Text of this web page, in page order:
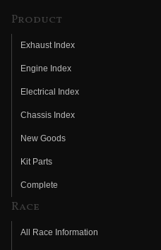
Product
Exhaust Index
Engine Index
Electrical Index
Chassis Index
New Goods
Kit Parts
Complete
Race
All Race Information